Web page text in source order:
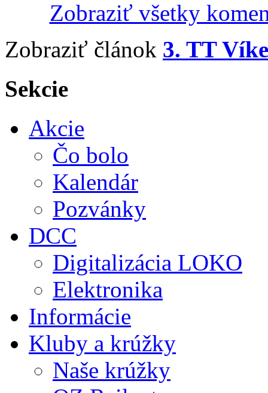
Zobraziť všetky
Zobraziť článok 3. TT
Sekcie
Akcie
Čo bolo
Kalendár
Pozvánky
DCC
Digitalizácia LOKO
Elektronika
Informácie
Kluby a krúžky
Naše krúžky